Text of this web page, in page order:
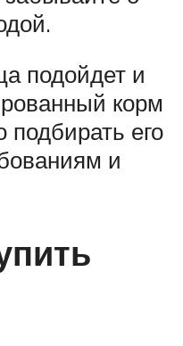
подойдет и
корм
его
и